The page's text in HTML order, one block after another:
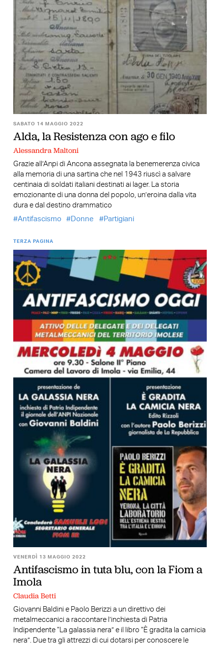
SABATO 14 MAGGIO 2022
Alda, la Resistenza con ago e filo
Alessandra Maltoni
Grazie all’Anpi di Ancona assegnata la benemerenza civica
alla memoria di una sartina che nel 1943 riuscì a salvare
centinaia di soldati italiani destinati ai lager. La storia
emozionante di una donna del popolo, un’eroina dalla vita
dura e dal destino drammatico
Antifascismo
Donne Partigiani
TERZA PAGINA
VENERDÌ 13 MAGGIO 2022
Antifascismo in tuta blu, con la Fiom a
Imola
Claudia Betti
Giovanni Baldini e Paolo Berizzi a un direttivo dei
metalmeccanici a raccontare l’inchiesta di Patria
Indipendente “La galassia nera” e il libro “È gradita la camicia
nera”. Due tra gli attrezzi di cui dotarsi per conoscere le